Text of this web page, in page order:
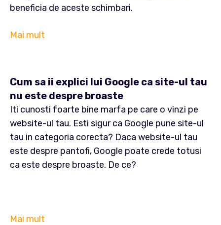
beneficia de aceste schimbari.
Mai mult
Cum sa ii explici lui Google ca site-ul tau
nu este despre broaste
Iti cunosti foarte bine marfa pe care o vinzi pe
website-ul tau. Esti sigur ca Google pune site-ul
tau in categoria corecta? Daca website-ul tau
este despre pantofi, Google poate crede totusi
ca este despre broaste. De ce?
Mai mult